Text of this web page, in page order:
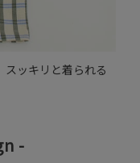
ッキリと着られる
-